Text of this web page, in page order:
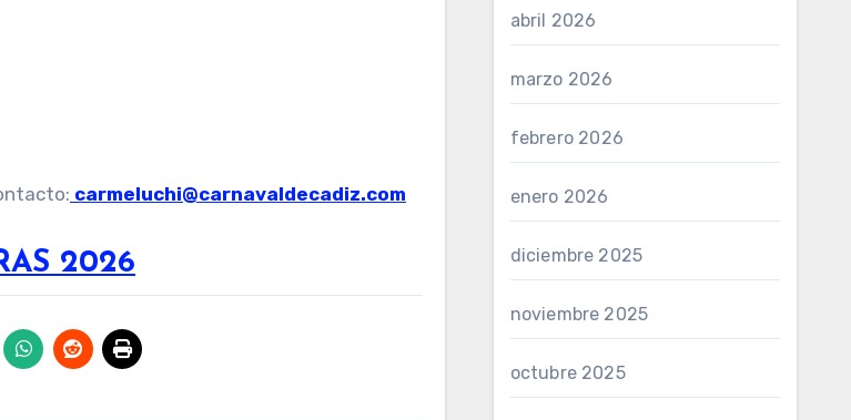
carmeluchi@carnavaldecadiz.com
2026
abril 2026
marzo 2026
febrero 2026
enero 2026
diciembre 2025
noviembre 2025
octubre 2025